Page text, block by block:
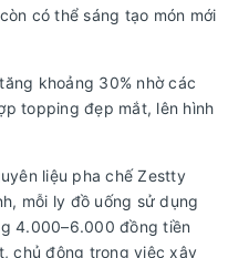
có thể sáng tạo món mới
khoảng 30% nhờ các
topping đẹp mắt, lên hình
liệu pha chế Zestty
mỗi ly đồ uống sử dụng
4.000–6.000 đồng tiền
chủ động trong việc xây